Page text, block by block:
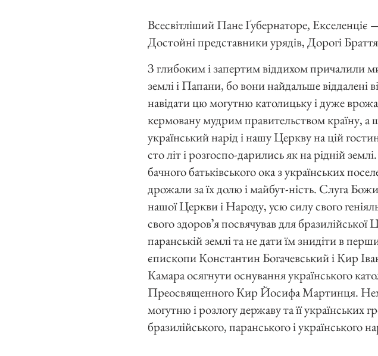
Всесвітліший Пане Ґубернаторе,
Достойні представники урядів, Дорогі
З глибоким і запертим віддихом причалили
землі і Папани, бо вони найдальше віддалені
навідати цю могутню католицьку і дуже
кермовану мудрим правительством країну,
український нарід і нашу Церкву на цій
сто літ і розгоспо-дарились як на рідній
бачного батьківського ока з українських
дрожали за їх долю і майбут-ність. Слуга
нашої Церкви і Народу, усю силу свого
свого здоровʼя посвячував для
паранській землі та не дати їм знидіти в
єпископи Константин Богачевський і Кир
Камара осягнути оснування українського
Преосвященного Кир Йосифа Мартинця.
могутню і розлогу державу та її українських
бразилійського, паранського і українського